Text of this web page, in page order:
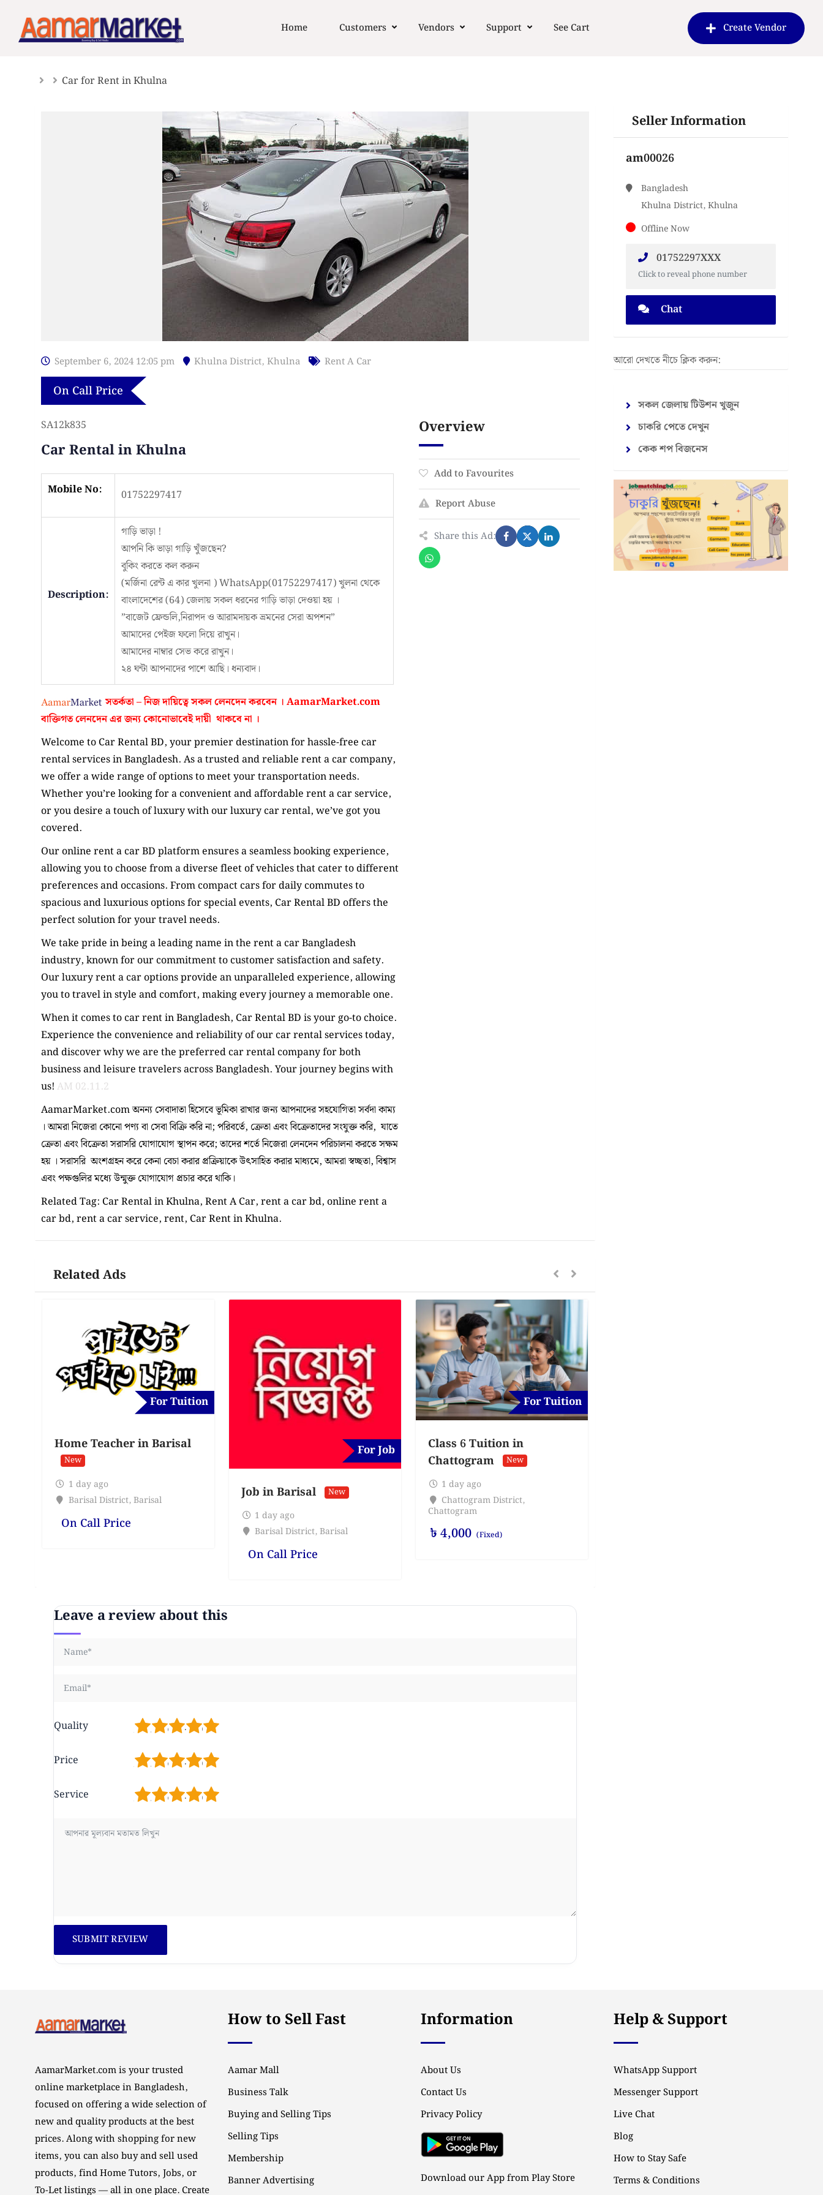
content
Home Customers Vendors Support See Cart Create Vendor
Car for Rent in Khulna
September 6, 2024 12:05 pm Khulna District, Khulna Rent A Car
On Call Price
SA12k835
Car Rental in Khulna
Mobile No: 01752297417
Description:
গাড়ি ভাড়া !
আপনি কি ভাড়া গাড়ি খুঁজছেন?
বুকিং করতে কল করুন
(মর্জিনা রেন্ট এ কার খুলনা ) WhatsApp(01752297417) খুলনা থেকে
বাংলাদেশের (64) জেলায় সকল ধরনের গাড়ি ভাড়া দেওয়া হয় ।
”বাজেট ফ্রেন্ডলি,নিরাপদ ও আরামদায়ক ভ্রমনের সেরা অপশন”
আমাদের পেইজ ফলো দিয়ে রাখুন।
আমাদের নাম্বার সেভ করে রাখুন।
২৪ ঘন্টা আপনাদের পাশে আছি। ধন্যবাদ।
সতর্কতা – নিজ দায়িত্বে সকল লেনদেন করবেন । AamarMarket.com
বাক্তিগত লেনদেন এর জন্য কোনোভাবেইদায়ী থাকবে না ।
Welcome to Car Rental BD, your premier destination for hassle-free car
rental services in Bangladesh. As a trusted and reliable rent a car company,
we offer a wide range of options to meet your transportation needs.
Whether you’re looking for a convenient and affordable rent a car service,
or you desire a touch of luxury with our luxury car rental, we’ve got you
covered.
Our online rent a car BD platform ensures a seamless booking experience,
allowing you to choose from a diverse fleet of vehicles that cater to different
preferences and occasions. From compact cars for daily commutes to
spacious and luxurious options for special events, Car Rental BD offers the
perfect solution for your travel needs.
We take pride in being a leading name in the rent a car Bangladesh
industry, known for our commitment to customer satisfaction and safety.
Our luxury rent a car options provide an unparalleled experience, allowing
you to travel in style and comfort, making every journey a memorable one.
When it comes to car rent in Bangladesh, Car Rental BD is your go-to choice.
Experience the convenience and reliability of our car rental services today,
and discover why we are the preferred car rental company for both
business and leisure travelers across Bangladesh. Your journey begins with
us! AM 02.11.2
AamarMarket.com অনন্য সেবাদাতা হিসেবে ভূমিকা রাখার জন্য আপনাদের সহযোগিতা সর্বদা কাম্য
। আমরা নিজেরা কোনো পণ্য বা সেবা বিক্রি করি না; পরিবর্তে, ক্রেতা এবং বিক্রেতাদের সংযুক্ত করি, যাতে
ক্রেতা এবং বিক্রেতা সরাসরি যোগাযোগ স্থাপন করে; তাদের শর্তে নিজেরা লেনদেন পরিচালনা করতে সক্ষম
হয় । সরাসরি অংশগ্রহন করে কেনা বেচা করার প্রক্রিয়াকে উৎসাহিত করার মাধ্যমে, আমরা স্বচ্ছতা, বিশ্বাস
এবং পক্ষগুলির মধ্যে উন্মুক্ত যোগাযোগ প্রচার করে থাকি।
Related Tag: Car Rental in Khulna, Rent A Car, rent a car bd, online rent a
car bd, rent a car service, rent, Car Rent in Khulna.
Overview
Add to Favourites
Report Abuse
Share this Ad:
Related Ads
For Tuition
Home Teacher in Barisal
New
1 day ago
Barisal District, Barisal
On Call Price
For Job
Job in Barisal New
1 day ago
Barisal District, Barisal
On Call Price
For Tuition
Class 6 Tuition in
Chattogram
New
1 day ago
Chattogram District,
Chattogram
৳4,000 (Fixed)
Leave a review about this
Quality 5
4
3
2
Price 5
4
3
2
Service 5
4
3
2
Seller Information
am00026
Bangladesh
Khulna District, Khulna
Offline Now
01752297XXX
Click to reveal phone number
Chat
আরো দেখতে নীচে ক্লিক করুন:
সকল জেলায় টিউশন খুজুন
চাকরি পেতে দেখুন
কেক শপ বিজনেস
AamarMarket.com is your trusted
online marketplace in Bangladesh,
focused on offering a wide selection of
new and quality products at the best
prices. Along with shopping for new
items, you can also buy and sell used
products, find Home Tutors, Jobs, or
To-Let listings — all in one place. Create
How to Sell Fast
Aamar Mall
Business Talk
Buying and Selling Tips
Selling Tips
Membership
Banner Advertising
Information
About Us
Contact Us
Privacy Policy
Download our App from Play Store
Help & Support
WhatsApp Support
Messenger Support
Live Chat
Blog
How to Stay Safe
Terms & Conditions